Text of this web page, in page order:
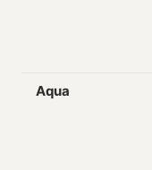
Aqua